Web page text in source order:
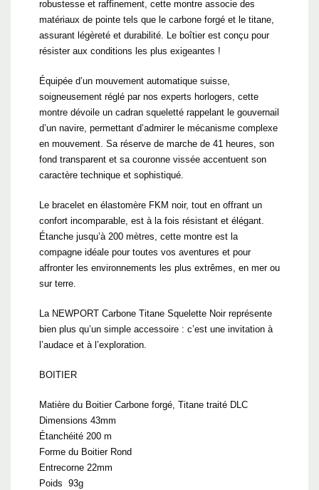
robustesse et raffinement, cette montre associe des
matériaux de pointe tels que le carbone forgé et le titane,
assurant légèreté et durabilité. Le boîtier est conçu pour
résister aux conditions les plus exigeantes !
Équipée d’un mouvement automatique suisse,
soigneusement réglé par nos experts horlogers, cette
montre dévoile un cadran squeletté rappelant le gouvernail
d’un navire, permettant d’admirer le mécanisme complexe
en mouvement. Sa réserve de marche de 41 heures, son
fond transparent et sa couronne vissée accentuent son
caractère technique et sophistiqué.
Le bracelet en élastomère FKM noir, tout en offrant un
confort incomparable, est à la fois résistant et élégant.
Étanche jusqu’à 200 mètres, cette montre est la
compagne idéale pour toutes vos aventures et pour
affronter les environnements les plus extrêmes, en mer ou
sur terre.
La NEWPORT Carbone Titane Squelette Noir représente
bien plus qu’un simple accessoire : c’est une invitation à
l’audace et à l’exploration.
BOITIER
Matière du Boitier Carbone forgé, Titane traité DLC
Dimensions 43mm
Étanchéité 200 m
Forme du Boitier Rond
Entrecorne 22mm
Poids 93g